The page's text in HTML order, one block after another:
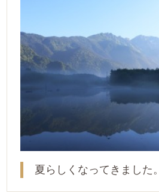
夏らしくなってきました。